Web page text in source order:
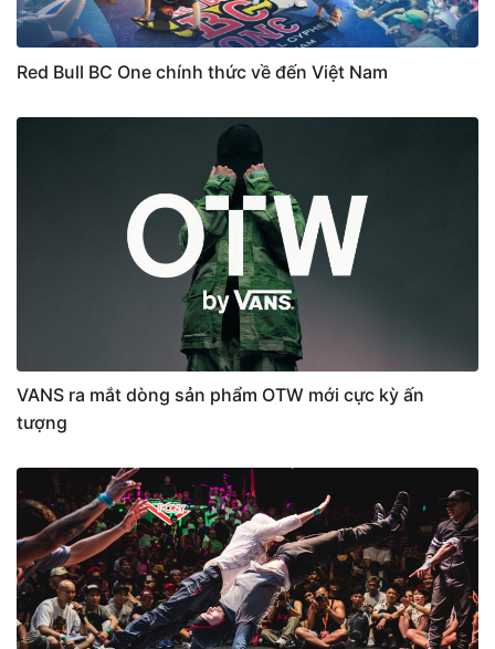
Red Bull BC One chính thức về đến Việt Nam
VANS ra mắt dòng sản phẩm OTW mới cực kỳ ấn
tượng